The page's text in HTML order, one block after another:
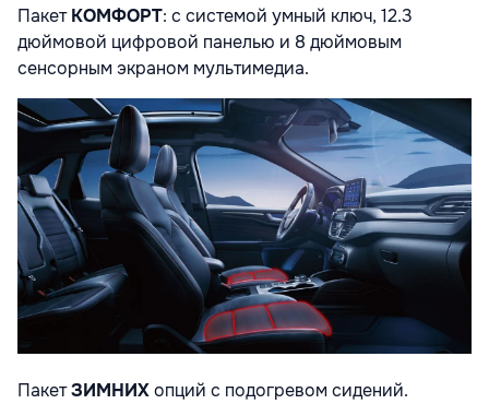
ПакетКОМФОРТ: с системой умный ключ, 12.3
дюймовой цифровой панелью и 8 дюймовым
сенсорным экраном мультимедиа.
ПакетЗИМНИХопций с подогревом сидений.